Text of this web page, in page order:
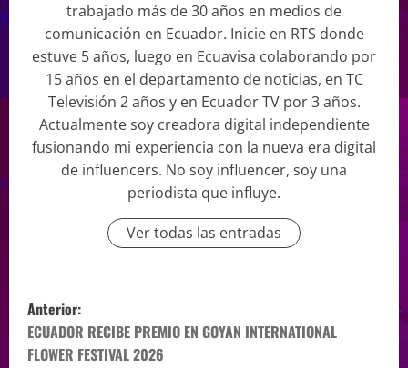
trabajado más de 30 años en medios de
comunicación en Ecuador. Inicie en RTS donde
estuve 5 años, luego en Ecuavisa colaborando por
15 años en el departamento de noticias, en TC
Televisión 2 años y en Ecuador TV por 3 años.
Actualmente soy creadora digital independiente
fusionando mi experiencia con la nueva era digital
de influencers. No soy influencer, soy una
periodista que influye.
Ver todas las entradas
Anterior:
ECUADOR RECIBE PREMIO EN GOYAN INTERNATIONAL
FLOWER FESTIVAL 2026